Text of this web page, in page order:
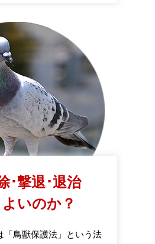
･撃退･退治
いのか？
「鳥獣保護法」という法